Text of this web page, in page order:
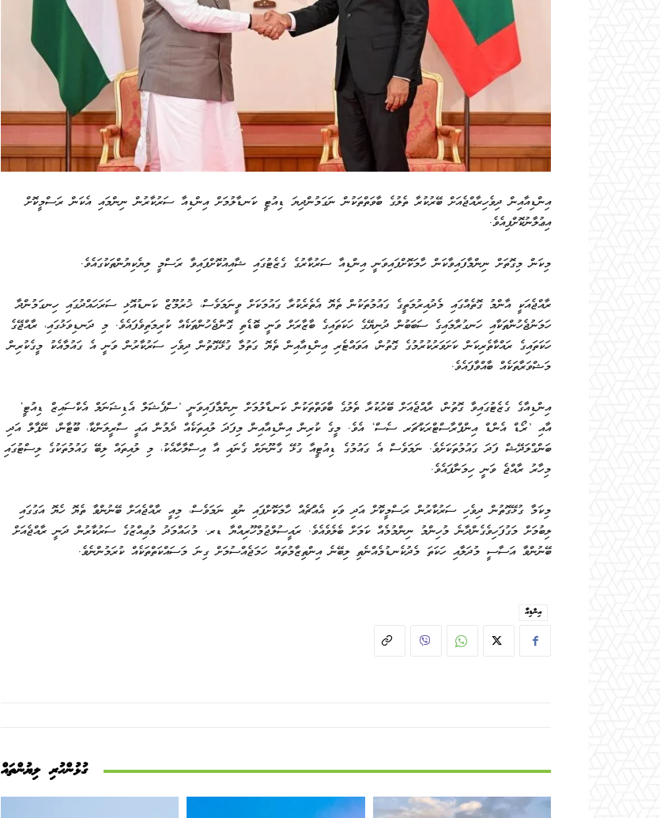
އިންޑިއާއިން ދިވެހިރާއްޖެއަށް ބޭރުކުރާ ތެލުގެ ބާވަތްތަކުން ނަގަމުންދިޔަ ޑިއުޓީ ކަނޑާލުމަށް އިންޑިއާ ސަރުކާރުން ނިންމައި އެކަން ރަސްމީކޮށް
އިޢުލާނުކޮށްފިއެވެ.
މިކަން މިގޮތަށް ނިންމާފައިވާކަން ހާމަކޮށްފައިވަނީ އިންޑިއާ ސަރުކާރުގެ ގެޒެޓުގައި ޝާއިއުކޮށްފައިވާ ރަސްމީ ލިޔެކިޔުންތަކުގައެވެ.
ރާއްޖެއަކީ އާންމު ގޮތެއްގައި މެދުއިރުމަތީގެ ގައުމުތަކުން ތެޔޮ އެތެރެކުރާ ގައުމަކަށް ވީނަމަވެސް، ޚުރުމޫޒް ކަނޑުއޮޅި ސަރަހައްދުގައި ހިނގަމުންދާ
ހަމަނުޖެހުންތަކާއި ހަނގުރާމައިގެ ސަބަބުން ދުނިޔޭގެ ހަކަތައިގެ ބާޒާރަށް ވަނީ ބޮޑެތި ގޮންޖެހުންތަކެއް ކުރިމަތިވެފައެވެ. މި ދަނޑިވަޅުގައި، ރާއްޖޭގެ
ހަކަތައިގެ ރައްކާތެރިކަން ކަށަވަރުކުރުމުގެ ގޮތުން، އަވައްޓެރި އިންޑިއާއިން ތެޔޮ ގަތުމާ ގުޅޭގޮތުން ދިވެހި ސަރުކާރުން ވަނީ އެ ގައުމާއެކު މީގެކުރިން
މަޝްވަރާތަކެއް ބާއްވާފައެވެ.
އިންޑިއާގެ ގެޒެޓުގައިވާ ގޮތުން، ރާއްޖެއަށް ބޭރުކުރާ ތެލުގެ ބާވަތްތަކުން ކަނޑާލުމަށް ނިންމާފައިވަނީ ’ސްޕެޝަލް އެޑިޝަނަލް އެކްސައިޒް ޑިއުޓީ‘
އާއި ’ރޯޑް އެންޑް އިންފްރާސްޓްރަކްޗަރ ސެސް‘ އެވެ. މީގެ ކުރިން އިންޑިއާއިން މިފަދަ ލުއިތަކެއް ދެމުން އައީ ސްރީލަންކާ، ބޫޓާން، ނޭޕާލް އަދި
ބަންގްލަދޭޝް ފަދަ ގައުމުތަކަށެވެ. ނަމަވެސް އެ ގައުމުގެ ޑިއުޓީއާ ގުޅޭ ގާނޫނަށް ގެނައި އާ އިސްލާހާއެކު، މި ލުއިތައް ލިބޭ ގައުމުތަކުގެ ލިސްޓުގައި
މިހާރު ރާއްޖެ ވަނީ ހިމަނާފައެވެ.
މިކަމާ ގުޅޭގޮތުން ދިވެހި ސަރުކާރުން ރަސްމީކޮށް އަދި ވަކި އެއްޗެއް ހާމަކޮށްފައި ނުވި ނަމަވެސް، މިއީ ރާއްޖެއަށް ބޭނުންވާ ތެޔޮ ހެޔޮ އަގުގައި
ލިބުމަށް މަގުފަހިވެގެންދާނެ މުހިންމު ނިންމުމެއް ކަމަށް ބެލެވެއެވެ. ރައީސުލްޖުމްހޫރިއްޔާ ޑރ. މުޙައްމަދު މުޢިއްޒުގެ ސަރުކާރުން ދަނީ ރާއްޖެއަށް
ބޭނުންވާ އަސާސީ މުދަލާއި ހަކަތަ މެދުކެނޑުމެއްނެތި ލިބޭނެ އިންތިޒާމުތައް ހަމަޖެއްސުމަށް ގިނަ މަސައްކަތްތަކެއް ކުރަމުންނެވެ.
އިންޑިއާ
ގުޅުންހުރި ލިޔުންތައް